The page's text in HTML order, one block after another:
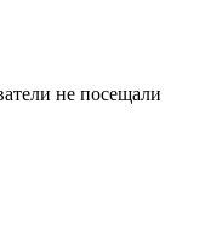
не посещали